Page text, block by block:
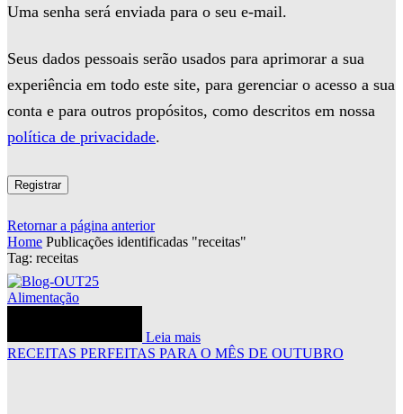
Uma senha será enviada para o seu e-mail.
Seus dados pessoais serão usados para aprimorar a sua
experiência em todo este site, para gerenciar o acesso a sua
conta e para outros propósitos, como descritos em nossa
política de privacidade.
Registrar
Retornar a página anterior
Home Publicações identificadas "receitas"
Tag: receitas
Alimentação
Leia mais
RECEITAS PERFEITAS PARA O MÊS DE OUTUBRO